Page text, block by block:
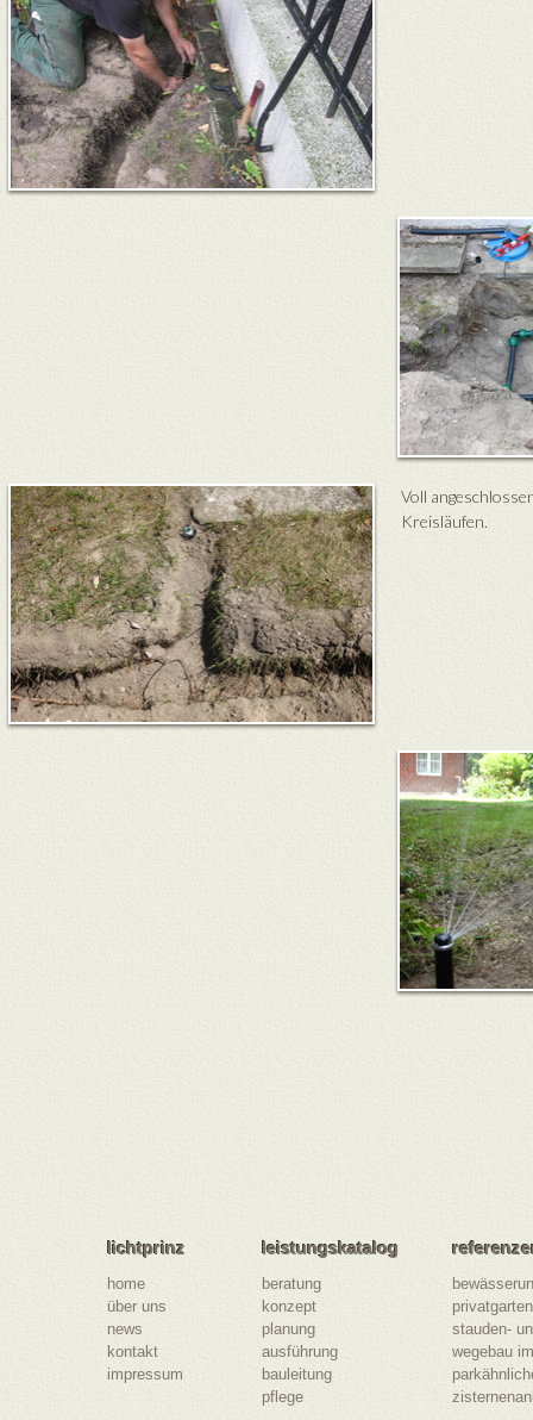
Voll
Kreisläufen.
lichtprinz
lichtprinz
home
über uns
news
kontakt
impressum
leistungskatalog
leistungskatalog
beratung
konzept
planung
ausführung
bauleitung
pflege
stauden-
wegebau